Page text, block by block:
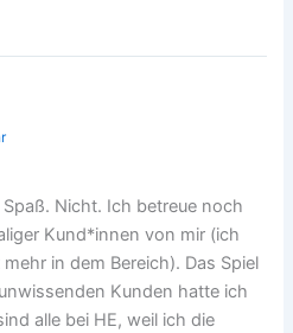
Nicht. Ich betreue noch
Kund*innen von mir (ich
in dem Bereich). Das Spiel
Kunden hatte ich
alle bei HE, weil ich die